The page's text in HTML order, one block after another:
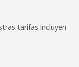
tu contraseña? →
tarifas incluyen